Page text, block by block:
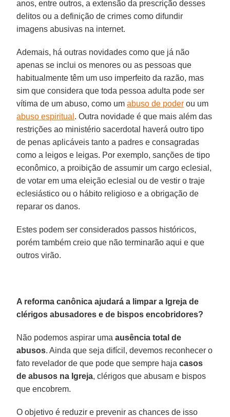
anos, entre outros, a extensão da prescrição desses
delitos ou a definição de crimes como difundir
imagens abusivas na internet.
Ademais, há outras novidades como que já não
apenas se inclui os menores ou as pessoas que
habitualmente têm um uso imperfeito da razão, mas
sim que considera que toda pessoa adulta pode ser
vítima de um abuso, como umabuso de poder ou um
abuso espiritual . Outra novidade é que mais além das
restrições ao ministério sacerdotal haverá outro tipo
de penas aplicáveis tanto a padres e consagradas
como a leigos e leigas. Por exemplo, sanções de tipo
econômico, a proibição de assumir um cargo eclesial,
de votar em uma eleição eclesial ou de vestir o traje
eclesiástico ou o hábito religioso e a obrigação de
reparar os danos.
Estes podem ser considerados passos históricos,
porém também creio que não terminarão aqui e que
outros virão.
A reforma canônica ajudará a limpar a Igreja de
clérigos abusadores e de bispos encobridores?
Não podemos aspirar umaausência total de
abusos. Ainda que seja difícil, devemos reconhecer o
fato revelador de que pode que sempre hajacasos
de abusos na Igreja, clérigos que abusam e bispos
que encobrem.
O objetivo é reduzir e prevenir as chances de isso